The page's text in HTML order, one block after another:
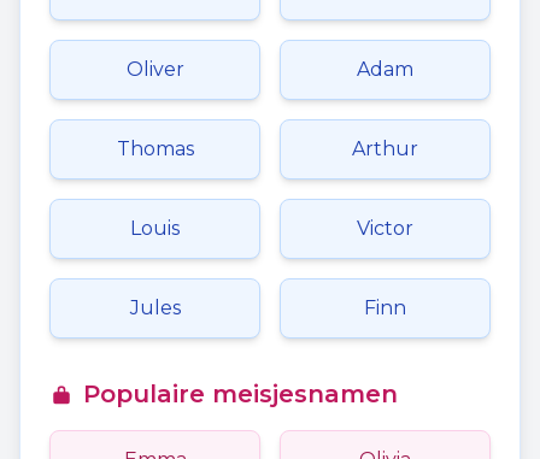
Oliver Adam
Thomas Arthur
Louis Victor
Jules Finn
Populaire meisjesnamen